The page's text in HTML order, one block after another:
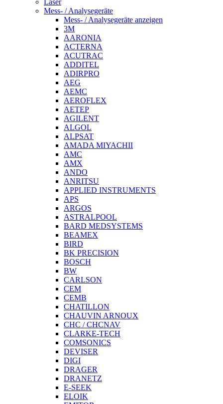
Mess- / Analysegeräte
Mess- / Analysegeräte anzeigen
3M
AARONIA
ACTERNA
ACUTRAC
ADDITEL
ADIRPRO
AEG
AEMC
AEROFLEX
AETEP
AGILENT
ALGOL
ALPSAT
AMADA MIYACHII
AMC
AMX
ANDO
ANRITSU
APPLIED INSTRUMENTS
APS
ARGOS
ASTRALPOOL
BARD MEDSYSTEMS
BEAMEX
BIRD
BK PRECISION
BOSCH
BW
CARLSON
CEM
CEMB
CHATILLON
CHAUVIN ARNOUX
CHC / CHCNAV
CLARKE-TECH
COMSONICS
DEVISER
DIGI
DRAGER
DRANETZ
E-SEEK
ELOIK